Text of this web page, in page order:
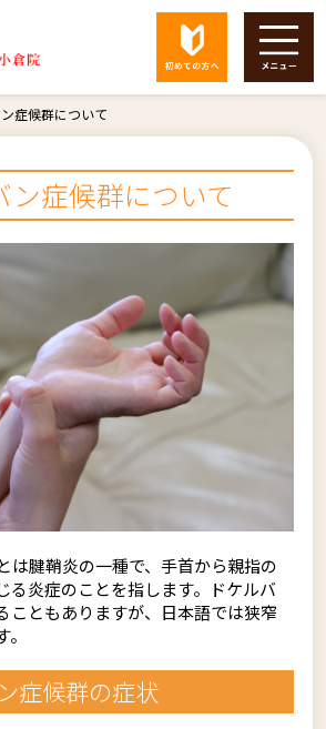
症候群について
ン症候群について
は腱鞘炎の一種で、手首から親指の
る炎症のことを指します。ドケルバ
こともありますが、日本語では狭窄
症候群の症状